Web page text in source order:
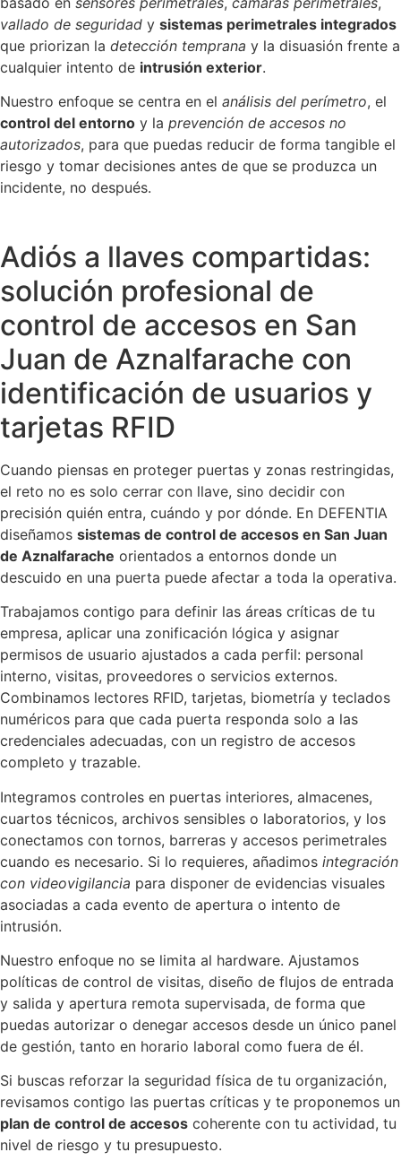
vallado de seguridad y sistemas perimetrales integrados
que priorizan la detección temprana y la disuasión frente a
cualquier intento de intrusión exterior.
Nuestro enfoque se centra en el análisis del perímetro, el
control del entorno y la prevención de accesos no
autorizados, para que puedas reducir de forma tangible el
riesgo y tomar decisiones antes de que se produzca un
incidente, no después.
Adiós a llaves compartidas:
solución profesional de
control de accesos en San
Juan de Aznalfarache con
identificación de usuarios y
tarjetas RFID
Cuando piensas en proteger puertas y zonas restringidas,
el reto no es solo cerrar con llave, sino decidir con
precisión quién entra, cuándo y por dónde. En DEFENTIA
diseñamos sistemas de control de accesos en San Juan
de Aznalfarache orientados a entornos donde un
descuido en una puerta puede afectar a toda la operativa.
Trabajamos contigo para definir las áreas críticas de tu
empresa, aplicar una zonificación lógica y asignar
permisos de usuario ajustados a cada perfil: personal
interno, visitas, proveedores o servicios externos.
Combinamos lectores RFID, tarjetas, biometría y teclados
numéricos para que cada puerta responda solo a las
credenciales adecuadas, con un registro de accesos
completo y trazable.
Integramos controles en puertas interiores, almacenes,
cuartos técnicos, archivos sensibles o laboratorios, y los
conectamos con tornos, barreras y accesos perimetrales
cuando es necesario. Si lo requieres, añadimos integración
con videovigilancia para disponer de evidencias visuales
asociadas a cada evento de apertura o intento de
intrusión.
Nuestro enfoque no se limita al hardware. Ajustamos
políticas de control de visitas, diseño de flujos de entrada
y salida y apertura remota supervisada, de forma que
puedas autorizar o denegar accesos desde un único panel
de gestión, tanto en horario laboral como fuera de él.
Si buscas reforzar la seguridad física de tu organización,
revisamos contigo las puertas críticas y te proponemos un
plan de control de accesos coherente con tu actividad, tu
nivel de riesgo y tu presupuesto.